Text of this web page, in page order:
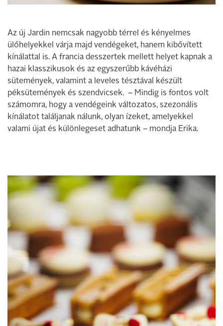
Az új Jardin nemcsak nagyobb térrel és kényelmes
ülőhelyekkel várja majd vendégeket, hanem kibővített
kínálattal is. A francia desszertek mellett helyet kapnak a
hazai klasszikusok és az egyszerűbb kávéházi
sütemények, valamint a leveles tésztával készült
péksütemények és szendvicsek. – Mindig is fontos volt
számomra, hogy a vendégeink változatos, szezonális
kínálatot találjanak nálunk, olyan ízeket, amelyekkel
valami újat és különlegeset adhatunk – mondja Erika.